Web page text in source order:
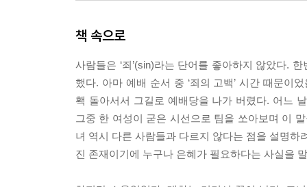
책 속으로
사람들은 ‘죄’(sin)라는 단어를 좋아하지 않았다.
했다. 아마 예배 순서 중 ‘죄의 고백’ 시간 때문이
홱 돌아서서 그길로 예배당을 나가 버렸다. 어느
그중 한 여성이 굳은 시선으로 팀을 쏘아보며 이
녀 역시 다른 사람들과 다르지 않다는 점을 설명
진 존재이기에 누구나 은혜가 필요하다는 사실을